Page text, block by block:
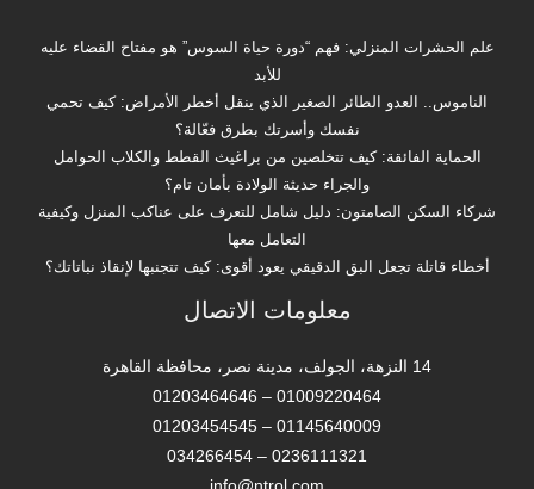
علم الحشرات المنزلي: فهم “دورة حياة السوس” هو مفتاح القضاء عليه
للأبد
الناموس.. العدو الطائر الصغير الذي ينقل أخطر الأمراض: كيف تحمي
نفسك وأسرتك بطرق فعّالة؟
الحماية الفائقة: كيف تتخلصين من براغيث القطط والكلاب الحوامل
والجراء حديثة الولادة بأمان تام؟
شركاء السكن الصامتون: دليل شامل للتعرف على عناكب المنزل وكيفية
التعامل معها
أخطاء قاتلة تجعل البق الدقيقي يعود أقوى: كيف تتجنبها لإنقاذ نباتاتك؟
معلومات الاتصال
14 النزهة، الجولف، مدينة نصر، محافظة القاهرة‬
01009220464 – 01203464646
01145640009 – 01203454545
0236111321 – 034266454